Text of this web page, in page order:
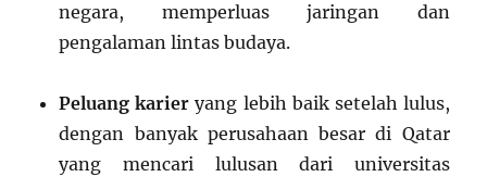
negara, memperluas jaringan dan
pengalaman lintas budaya.
Peluang karier yang lebih baik setelah lulus,
dengan banyak perusahaan besar di Qatar
yang mencari lulusan dari universitas